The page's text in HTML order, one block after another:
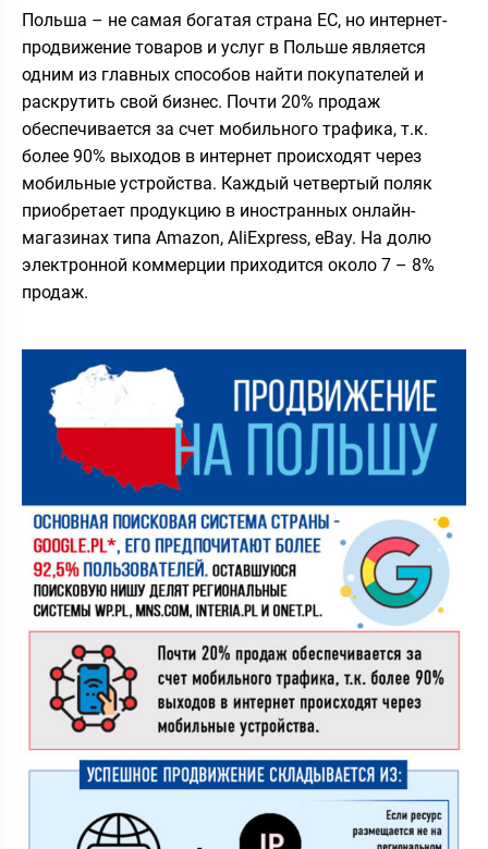
Польша – не самая богатая страна ЕС, но интернет-
продвижение товаров и услуг в Польше является
одним из главных способов найти покупателей и
раскрутить свой бизнес. Почти 20% продаж
обеспечивается за счет мобильного трафика, т.к.
более 90% выходов в интернет происходят через
мобильные устройства. Каждый четвертый поляк
приобретает продукцию в иностранных онлайн-
магазинах типа Amazon, AliExpress, eBay. На долю
электронной коммерции приходится около 7 – 8%
продаж.